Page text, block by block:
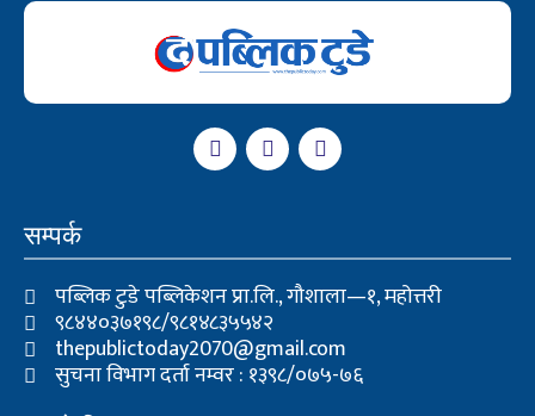
F
a
c
o
k
T
w
i
r
Y
o
u
e
सम्पर्क
पब्लिक टुडे पब्लिकेशन प्रा.लि., गौशाला—१, महोत्तरी
९८४४०३७१९८/९८१४८३५५४२
thepublictoday2070@gmail.com
सुचना विभाग दर्ता नम्वर : १३९८/०७५-७६